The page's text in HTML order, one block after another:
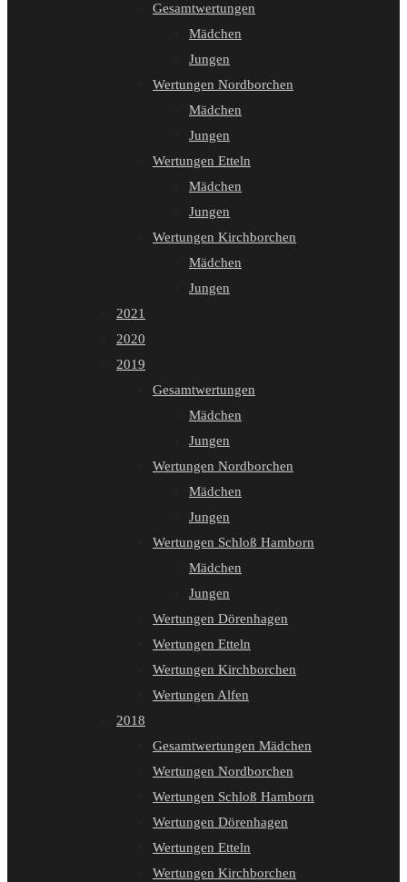
Gesamtwertungen
Mädchen
Jungen
Wertungen Nordborchen
Mädchen
Jungen
Wertungen Etteln
Mädchen
Jungen
Wertungen Kirchborchen
Mädchen
Jungen
2021
2020
2019
Gesamtwertungen
Mädchen
Jungen
Wertungen Nordborchen
Mädchen
Jungen
Wertungen Schloß Hamborn
Mädchen
Jungen
Wertungen Dörenhagen
Wertungen Etteln
Wertungen Kirchborchen
Wertungen Alfen
2018
Gesamtwertungen Mädchen
Wertungen Nordborchen
Wertungen Schloß Hamborn
Wertungen Dörenhagen
Wertungen Etteln
Wertungen Kirchborchen